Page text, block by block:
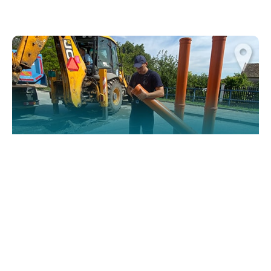
Марктеинг
By sharing
your
interests and
behavior as
you visit our
site, you
increase the